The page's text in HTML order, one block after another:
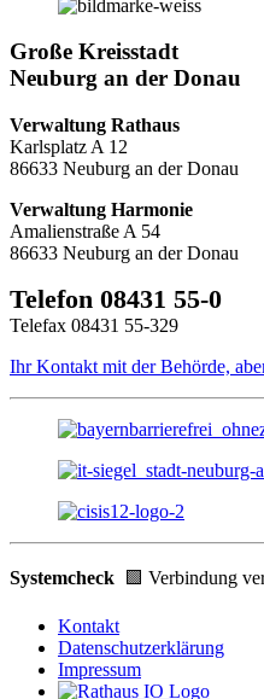
Große Kreisstadt
Neuburg an der Donau
Verwaltung Rathaus
Karlsplatz A 12
86633 Neuburg an der Donau
Verwaltung Harmonie
Amalienstraße A 54
86633 Neuburg an der Donau
Telefon 08431 55-0
Telefax 08431 55-329
Ihr Kontakt mit der Behörde,
Systemcheck 🟩 Verbindung
Kontakt
Datenschutzerklärung
Impressum